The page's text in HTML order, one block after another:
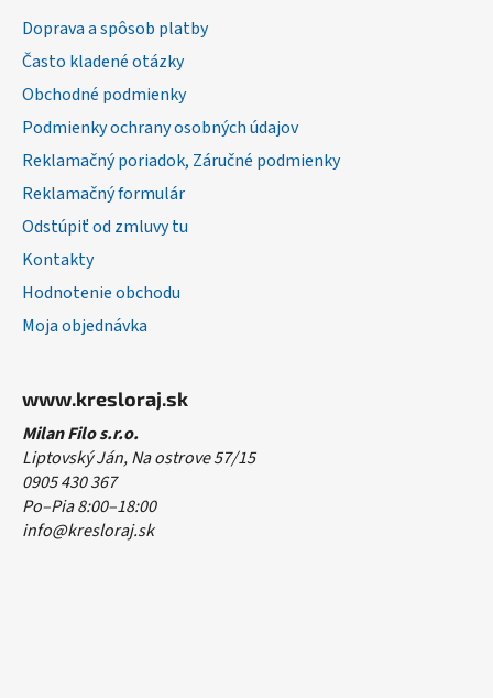
Doprava a spôsob platby
Často kladené otázky
Obchodné podmienky
Podmienky ochrany osobných údajov
Reklamačný poriadok, Záručné podmienky
Reklamačný formulár
Odstúpiť od zmluvy tu
Kontakty
Hodnotenie obchodu
Moja objednávka
www.kresloraj.sk
Milan Filo s.r.o.
Liptovský Ján, Na ostrove 57/15
0905 430 367
Po–Pia 8:00–18:00
info@kresloraj.sk